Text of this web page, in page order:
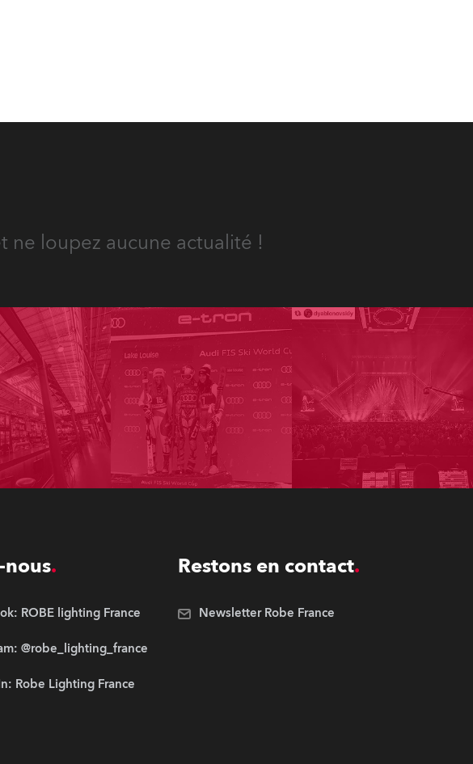
ne loupez aucune actualité !
nous
ROBE lighting France
@robe_lighting_france
Robe Lighting France
Restons en contact
Newsletter Robe France